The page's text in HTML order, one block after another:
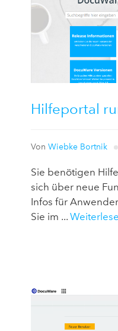
Hilfeportal
Von Wiebke Bortnik
Sie benötigen
sich über neue
Infos für
Sie im ...